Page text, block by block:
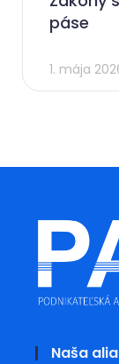
páse
1. mája
Naša